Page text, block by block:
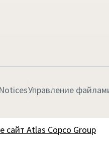
Управление
сайт Atlas Copco Group